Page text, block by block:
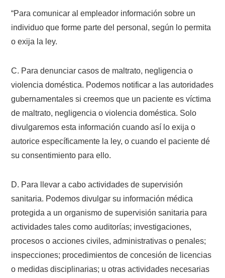
“Para comunicar al empleador información sobre un
individuo que forme parte del personal, según lo permita
o exija la ley.
C. Para denunciar casos de maltrato, negligencia o
violencia doméstica. Podemos notificar a las autoridades
gubernamentales si creemos que un paciente es víctima
de maltrato, negligencia o violencia doméstica. Solo
divulgaremos esta información cuando así lo exija o
autorice específicamente la ley, o cuando el paciente dé
su consentimiento para ello.
D. Para llevar a cabo actividades de supervisión
sanitaria. Podemos divulgar su información médica
protegida a un organismo de supervisión sanitaria para
actividades tales como auditorías; investigaciones,
procesos o acciones civiles, administrativas o penales;
inspecciones; procedimientos de concesión de licencias
o medidas disciplinarias; u otras actividades necesarias